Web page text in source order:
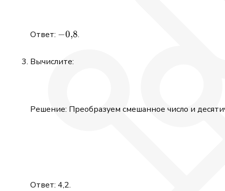
Ответ: -0{,}8
−0,8.
Вычислите:
Решение: Преобразуем смешанное число и
Ответ: 4,2.